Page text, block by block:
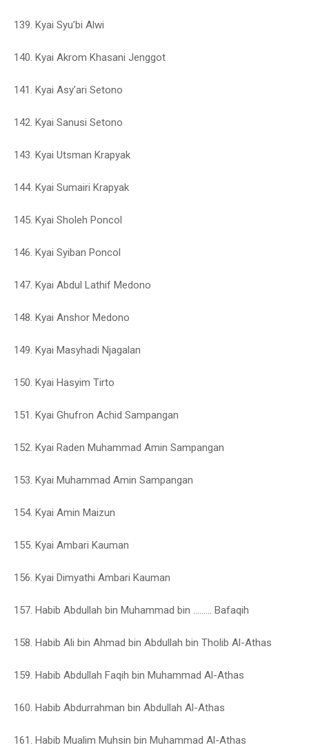
139. Kyai Syu’bi Alwi
140. Kyai Akrom Khasani Jenggot
141. Kyai Asy’ari Setono
142. Kyai Sanusi Setono
143. Kyai Utsman Krapyak
144. Kyai Sumairi Krapyak
145. Kyai Sholeh Poncol
146. Kyai Syiban Poncol
147. Kyai Abdul Lathif Medono
148. Kyai Anshor Medono
149. Kyai Masyhadi Njagalan
150. Kyai Hasyim Tirto
151. Kyai Ghufron Achid Sampangan
152. Kyai Raden Muhammad Amin Sampangan
153. Kyai Muhammad Amin Sampangan
154. Kyai Amin Maizun
155. Kyai Ambari Kauman
156. Kyai Dimyathi Ambari Kauman
157. Habib Abdullah bin Muhammad bin ……… Bafaqih
158. Habib Ali bin Ahmad bin Abdullah bin Tholib Al-Athas
159. Habib Abdullah Faqih bin Muhammad Al-Athas
160. Habib Abdurrahman bin Abdullah Al-Athas
161. Habib Mualim Muhsin bin Muhammad Al-Athas